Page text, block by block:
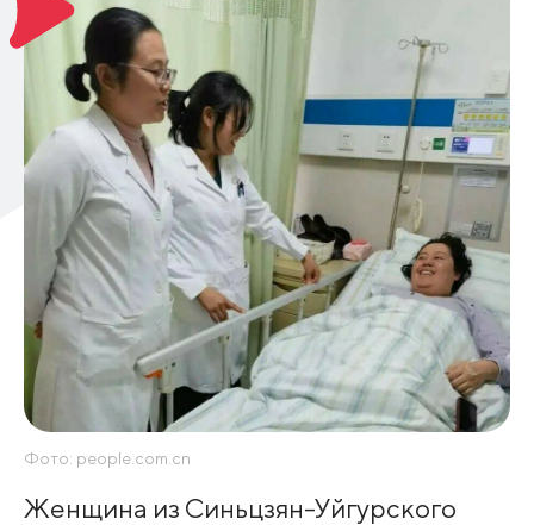
Фото: people.com.cn
Женщина из Синьцзян-Уйгурского